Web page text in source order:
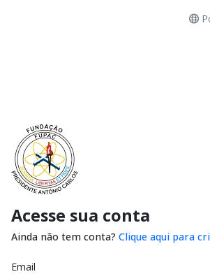
Acesse sua conta
Ainda não tem conta? Clique aqui para
Email